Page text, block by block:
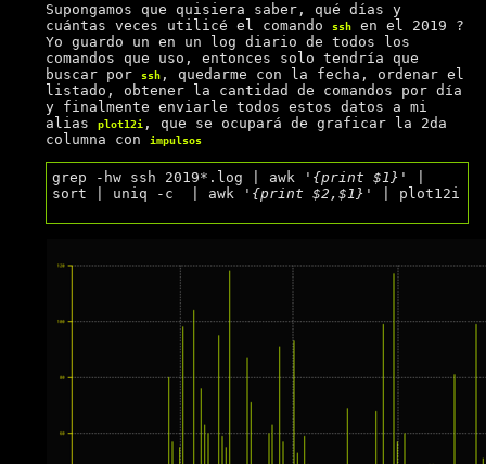
Supongamos que quisiera saber, qué días y
cuántas veces utilicé el comando
sshen el 2019 ?
Yo guardo un en un log diario de todos los
comandos que uso, entonces solo tendría que
buscar por
ssh, quedarme con la fecha, ordenar el
listado, obtener la cantidad de comandos por día
y finalmente enviarle todos estos datos a mi
alias
plot12i, que se ocupará de graficar la 2da
columna con
impulsos
grep -hw ssh 2019*.log | awk '{print $1}'
sort | uniq -c  | awk
'{print $2,$1}' | plot12i